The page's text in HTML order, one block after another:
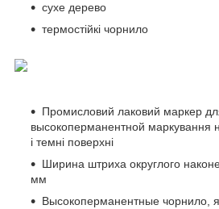
сухе дерево
термостійкі чорнило
Промисловий лаковий маркер
высокоперманентной маркування
і темні поверхні
Ширина штриха округлого
мм
Высокоперманентные чорнило,